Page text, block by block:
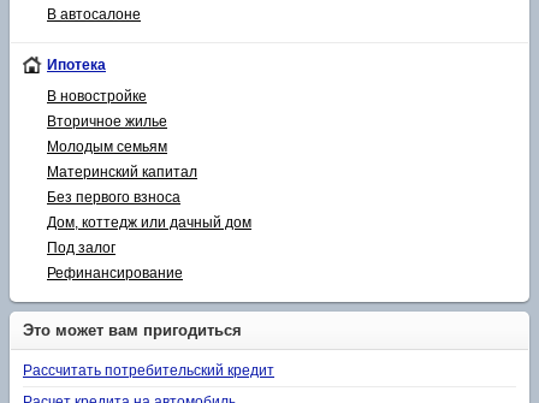
В автосалоне
Ипотека
В новостройке
Вторичное жилье
Молодым семьям
Материнский капитал
Без первого взноса
Дом, коттедж или дачный дом
Под залог
Рефинансирование
Это может вам пригодиться
Рассчитать потребительский кредит